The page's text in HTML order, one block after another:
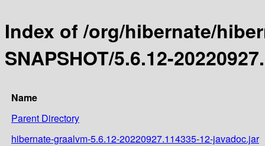
Index of /org/hibernate/
SNAPSHOT/5.6.12-
Name
Parent Directory
hibernate-graalvm-5.6.12-20220927.114335-12-javadoc.jar